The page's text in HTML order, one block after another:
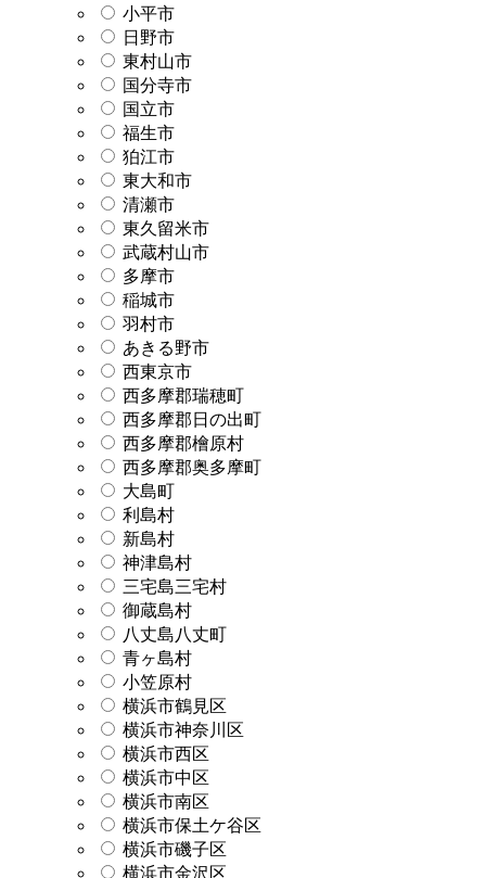
小平市
日野市
東村山市
国分寺市
国立市
福生市
狛江市
東大和市
清瀬市
東久留米市
武蔵村山市
多摩市
稲城市
羽村市
あきる野市
西東京市
西多摩郡瑞穂町
西多摩郡日の出町
西多摩郡檜原村
西多摩郡奥多摩町
大島町
利島村
新島村
神津島村
三宅島三宅村
御蔵島村
八丈島八丈町
青ヶ島村
小笠原村
横浜市鶴見区
横浜市神奈川区
横浜市西区
横浜市中区
横浜市南区
横浜市保土ケ谷区
横浜市磯子区
横浜市金沢区